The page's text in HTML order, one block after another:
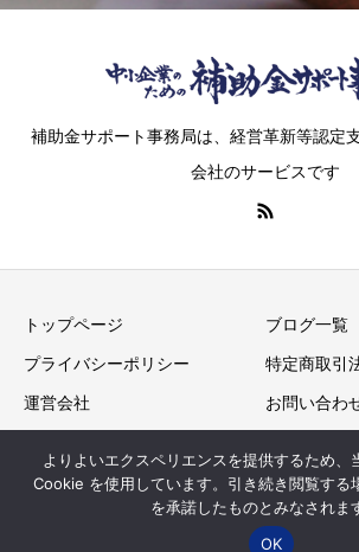
補助金サポート事務局は、経営革新等認定
会社のサービスです
トップページ ブログ一覧
プライバシーポリシー 特定商取引
運営会社 お問い合わ
Copyright © “中小企業”の補助金サポート
よりよいエクスペリエンスを提供するため、
Cookie を使用しています。引き続き閲覧する
を承諾したものとみなされま
OK